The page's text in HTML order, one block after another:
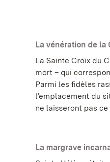
La vénération de la
La Sainte Croix du
mort – qui
Parmi les fidèles
l’emplacement du
ne laisseront pas
La margrave